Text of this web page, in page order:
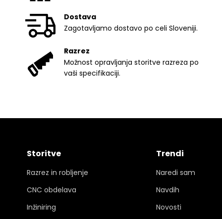
Dostava
Zagotavljamo dostavo po celi Sloveniji.
Razrez
Možnost opravljanja storitve razreza po
vaši specifikaciji.
Storitve
Razrez in robljenje
CNC obdelava
Inžiniring
Trendi
Naredi sam
Navdih
Novosti